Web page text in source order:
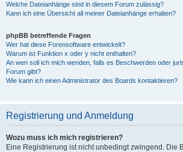
Welche Dateianhänge sind in diesem Forum zulässig?
Kann ich eine Übersicht all meiner Dateianhänge erhalten?
phpBB betreffende Fragen
Wer hat diese Forensoftware entwickelt?
Warum ist Funktion x oder y nicht enthalten?
An wen soll ich mich wenden, falls es Beschwerden oder
Forum gibt?
Wie kann ich einen Administrator des Boards kontaktieren?
Registrierung und Anmeldung
Wozu muss ich mich registrieren?
Eine Registrierung ist nicht unbedingt zwingend. Die